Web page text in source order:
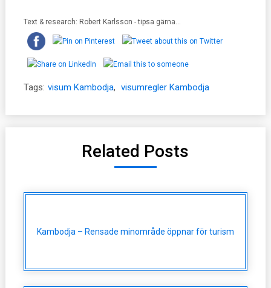
Text & research: Robert Karlsson - tipsa gärna...
Tags: visum Kambodja, visumregler Kambodja
Related Posts
Kambodja – Rensade minområde öppnar för turism